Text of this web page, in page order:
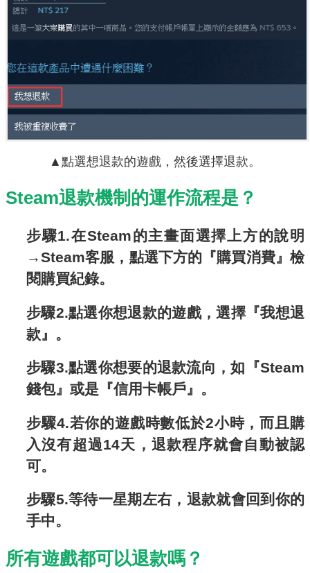
▲點選想退款的遊戲，然後選擇退款。
Steam退款機制的運作流程是？
步驟1.在Steam的主畫面選擇上方的說明
→Steam客服，點選下方的『購買消費』檢
閱購買紀錄。
步驟2.點選你想退款的遊戲，選擇『我想退
款』。
步驟3.點選你想要的退款流向，如『Steam
錢包』或是『信用卡帳戶』。
步驟4.若你的遊戲時數低於2小時，而且購
入沒有超過14天，退款程序就會自動被認
可。
步驟5.等待一星期左右，退款就會回到你的
手中。
所有遊戲都可以退款嗎？